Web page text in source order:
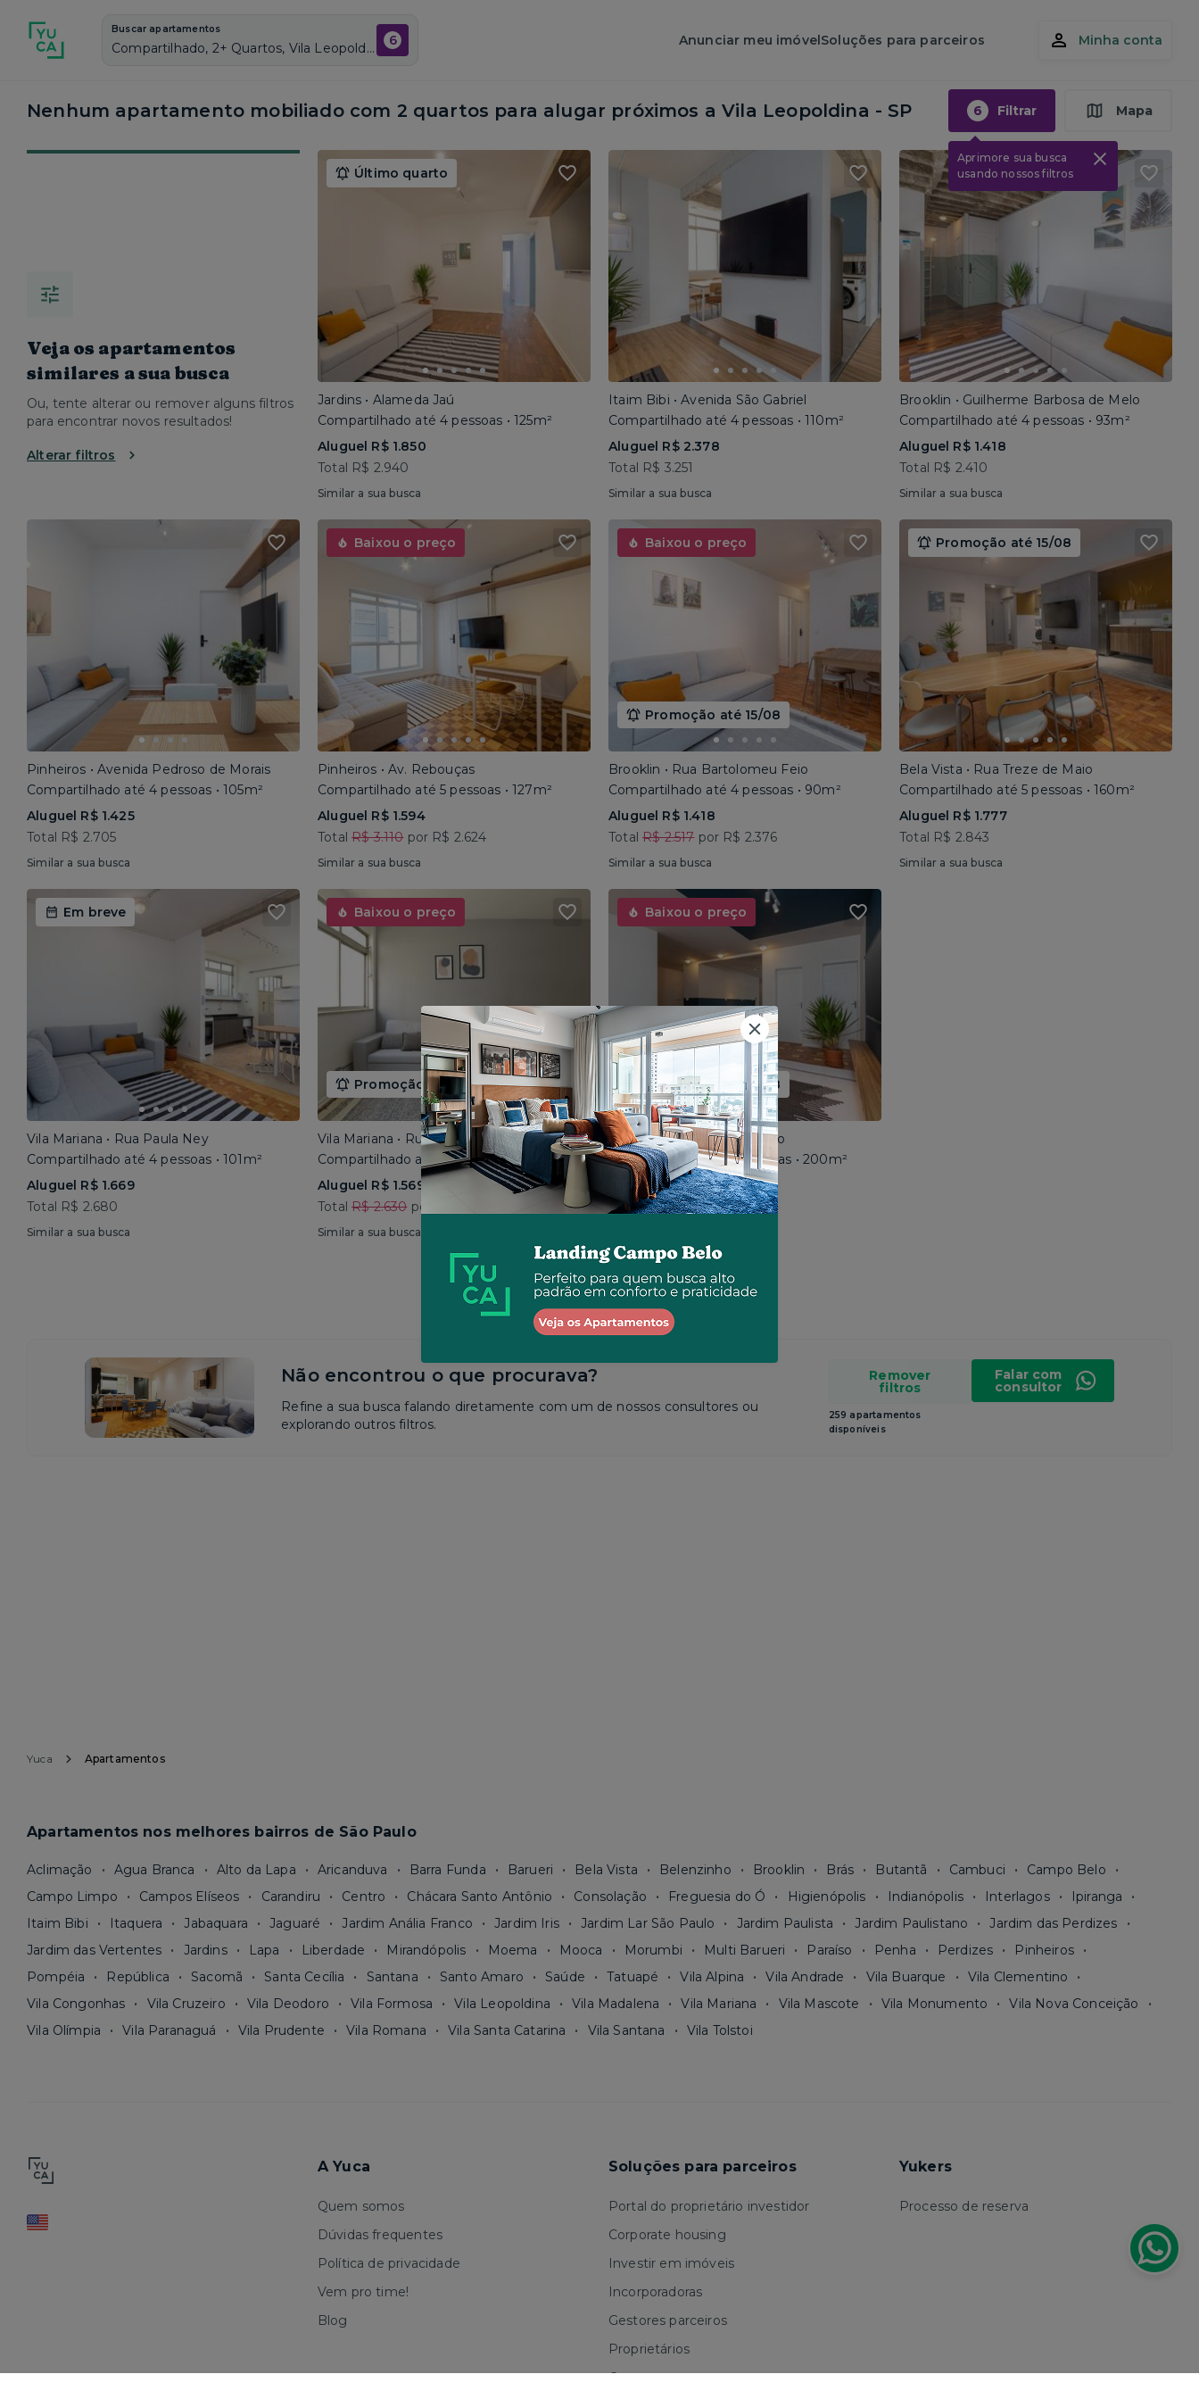
Buscar apartamentos
Compartilhado, 2+ Quartos, Vila Leopoldina, Vagas de garagem: Sim, Mobiliado, Piscina 6 Anunciar meu imóvelSoluções para parceiros Minha conta
Nenhum apartamento mobiliado com 2 quartos para alugar próximos aVila Leopoldina - SP 6 Filtrar
Aprimore sua busca
usando nossos filtros
Mapa
Veja os apartamentos
similares a sua busca
Ou, tente alterar ou remover alguns filtros
para encontrar novos resultados!
Alterar filtros
Último quarto
Jardins • Alameda Jaú
Compartilhado até 4 pessoas • 125m²
Aluguel R$ 1.850
Total R$ 2.940
Similar a sua busca
Itaim Bibi • Avenida São Gabriel
Compartilhado até 4 pessoas • 110m²
Aluguel R$ 2.378
Total R$ 3.251
Similar a sua busca
Brooklin • Guilherme Barbosa de Melo
Compartilhado até 4 pessoas • 93m²
Aluguel R$ 1.418
Total R$ 2.410
Similar a sua busca
Pinheiros • Avenida Pedroso de Morais
Compartilhado até 4 pessoas • 105m²
Aluguel R$ 1.425
Total R$ 2.705
Similar a sua busca
Baixou o preço
Pinheiros • Av. Rebouças
Compartilhado até 5 pessoas • 127m²
Aluguel R$ 1.594
TotalR$ 3.110por R$ 2.624
Similar a sua busca
Baixou o preço
Promoção até 15/08
Brooklin • Rua Bartolomeu Feio
Compartilhado até 4 pessoas • 90m²
Aluguel R$ 1.418
TotalR$ 2.517por R$ 2.376
Similar a sua busca
Promoção até 15/08
Bela Vista • Rua Treze de Maio
Compartilhado até 5 pessoas • 160m²
Aluguel R$ 1.777
Total R$ 2.843
Similar a sua busca
Em breve
Vila Mariana • Rua Paula Ney
Compartilhado até 4 pessoas • 101m²
Aluguel R$ 1.669
Total R$ 2.680
Similar a sua busca
Baixou o preço
Promoção até 15/08
Vila Mariana • Rua José do Patrocínio
Compartilhado até 4 pessoas • 110m²
Aluguel R$ 1.569
TotalR$ 2.630por R$ 2.625
Similar a sua busca
Baixou o preço
Promoção até 15/08
Consolação • Av Consolação
Compartilhado até 5 pessoas • 200m²
Aluguel R$ 1.562
TotalR$ 2.650por R$ 2.573
Não encontrou o que procurava?
Refine a sua busca falando diretamente com um de nossos consultores ou
explorando outros filtros.
Remover
filtros
259 apartamentos
disponíveis
Falar com
consultor
Yuca Apartamentos
Apartamentos nos melhores bairros de São Paulo
Aclimação Agua Branca Alto da Lapa Aricanduva Barra Funda Barueri Bela Vista Belenzinho Brooklin Brás Butantã Cambuci
Campo Belo
Campo Limpo
Campos Elíseos Carandiru Centro Chácara Santo Antônio Consolação Freguesia do Ó Higienópolis Indianópolis Interlagos
Ipiranga
Itaim Bibi
Itaquera Jabaquara Jaguaré Jardim Anália Franco Jardim Iris Jardim Lar São Paulo Jardim Paulista Jardim Paulistano
Jardim das Perdizes
Jardim das Vertentes
Jardins Lapa Liberdade Mirandópolis Moema Mooca Morumbi Multi Barueri Paraíso Penha Perdizes
Pinheiros
Pompéia
República Sacomã Santa Cecília Santana Santo Amaro Saúde Tatuapé Vila Alpina Vila Andrade Vila Buarque
Vila Clementino
Vila Congonhas
Vila Cruzeiro Vila Deodoro Vila Formosa Vila Leopoldina Vila Madalena Vila Mariana Vila Mascote Vila Monumento
Vila Nova Conceição
Vila Olímpia
Vila Paranaguá Vila Prudente Vila Romana Vila Santa Catarina Vila Santana Vila Tolstoi
A Yuca
Quem somos
Dúvidas frequentes
Política de privacidade
Vem pro time!
Blog
Soluções para parceiros
Portal do proprietário investidor
Corporate housing
Investir em imóveis
Incorporadoras
Gestores parceiros
Proprietários
Corretores
Yukers
Processo de reserva